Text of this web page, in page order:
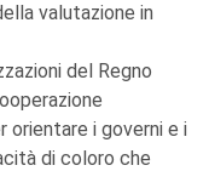
valutazione in
del Regno
orientare i governi e i
di coloro che